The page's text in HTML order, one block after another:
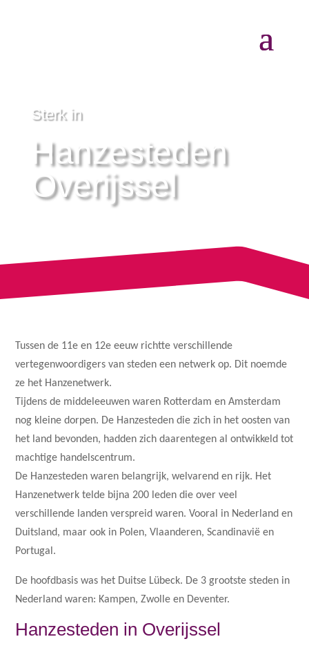
Sterk in
Hanzesteden
Overijssel
Tussen de 11e en 12e eeuw richtte verschillende
vertegenwoordigers van steden een netwerk op. Dit noemde
ze het Hanzenetwerk.
Tijdens de middeleeuwen waren Rotterdam en Amsterdam
nog kleine dorpen. De Hanzesteden die zich in het oosten van
het land bevonden, hadden zich daarentegen al ontwikkeld tot
machtige handelscentrum.
De Hanzesteden waren belangrijk, welvarend en rijk. Het
Hanzenetwerk telde bijna 200 leden die over veel
verschillende landen verspreid waren. Vooral in Nederland en
Duitsland, maar ook in Polen, Vlaanderen, Scandinavië en
Portugal.
De hoofdbasis was het Duitse Lübeck. De 3 grootste steden in
Nederland waren: Kampen, Zwolle en Deventer.
Hanzesteden in Overijssel